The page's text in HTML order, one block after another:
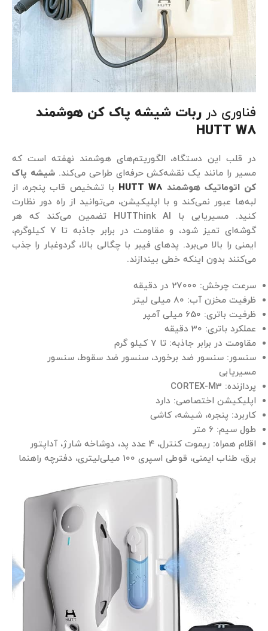
فناوری‌ در ربات شیشه پاک کن هوشمند
HUTT W8
در قلب این دستگاه، الگوریتم‌های هوشمند نهفته است که
مسیر را مانند یک نقشه‌کش حرفه‌ای طراحی می‌کند.شیشه پاک
کن اتوماتیک هوشمند HUTT W8 با تشخیص قاب پنجره، از
لبه‌ها عبور نمی‌کند و با اپلیکیشن، می‌توانید از راه دور نظارت
کنید. مسیریابی با HUTThink AI تضمین می‌کند که هر
گوشه‌ای تمیز شود، و مقاومت در برابر جاذبه تا 7 کیلوگرم،
ایمنی را بالا می‌برد. پدهای فیبر با چگالی بالا، گردوغبار را جذب
می‌کنند بدون اینکه خطی بیندازند.
سرعت چرخش: 27000 در دقیقه
ظرفیت مخزن آب: 80 میلی لیتر
ظرفیت باتری: 650 میلی آمپر
عملکرد باتری: 30 دقیقه
مقاومت در برابر جاذبه: تا 7 کیلو گرم
سنسور: سنسور ضد برخورد، سنسور ضد سقوط، سنسور
مسیریابی
پردازنده: CORTEX-M3
اپلیکیشن اختصاصی: دارد
کاربرد: پنجره، شیشه، کاشی
طول سیم: 6 متر
اقلام همراه: ریموت کنترل، 4 عدد پد، دوشاخه شارژ، آداپتور
برق، طناب ایمنی، قوطی اسپری 100 میلی‌لیتری، دفترچه راهنما